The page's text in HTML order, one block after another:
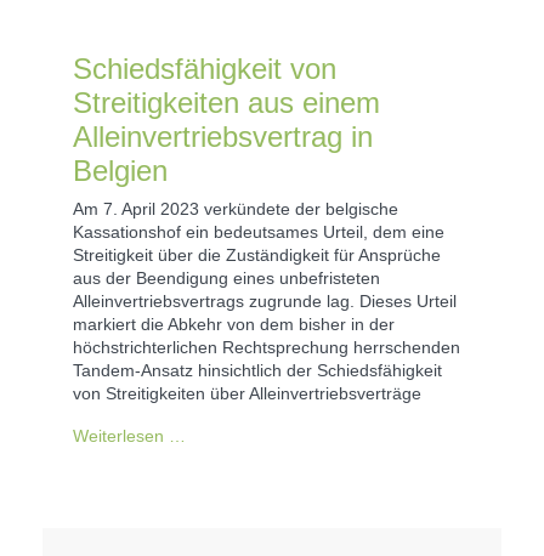
Schiedsfähigkeit von
Streitigkeiten aus einem
Alleinvertriebsvertrag in
Belgien
Am 7. April 2023 verkündete der belgische
Kassationshof ein bedeutsames Urteil, dem eine
Streitigkeit über die Zuständigkeit für Ansprüche
aus der Beendigung eines unbefristeten
Alleinvertriebsvertrags zugrunde lag. Dieses Urteil
markiert die Abkehr von dem bisher in der
höchstrichterlichen Rechtsprechung herrschenden
Tandem-Ansatz hinsichtlich der Schiedsfähigkeit
von Streitigkeiten über Alleinvertriebsverträge
Weiterlesen …